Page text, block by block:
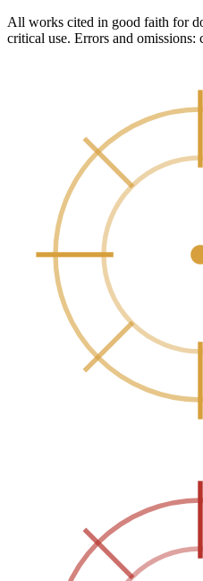
All works cited in good faith for
critical use. Errors and omissions: